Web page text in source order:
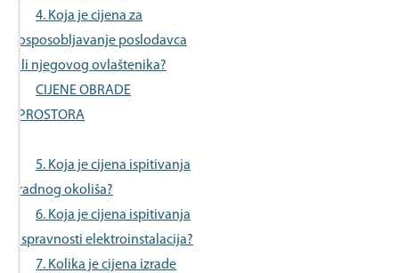
4. Koja je cijena za
osposobljavanje poslodavca
ili njegovog ovlaštenika?
CIJENE OBRADE
PROSTORA
5. Koja je cijena ispitivanja
radnog okoliša?
6. Koja je cijena ispitivanja
ispravnosti elektroinstalacija?
7. Kolika je cijena izrade